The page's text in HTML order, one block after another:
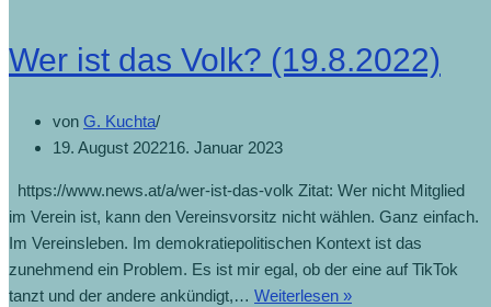
Wer ist das Volk? (19.8.2022)
von G. Kuchta
19. August 202216. Januar 2023
https://www.news.at/a/wer-ist-das-volk Zitat: Wer nicht Mitglied
im Verein ist, kann den Vereinsvorsitz nicht wählen. Ganz einfach.
Im Vereinsleben. Im demokratiepolitischen Kontext ist das
zunehmend ein Problem. Es ist mir egal, ob der eine auf TikTok
tanzt und der andere ankündigt,… Weiterlesen »